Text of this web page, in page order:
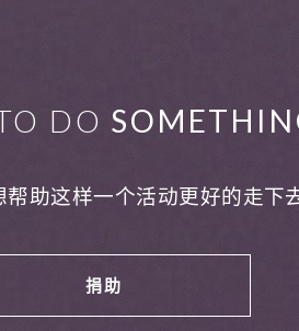
DO
助这样一个活动更好的走下
捐助